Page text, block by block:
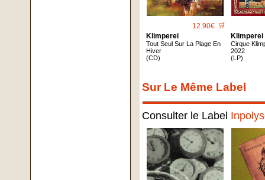
12.90€ 🛒
Klimperei
Tout Seul Sur La Plage En
Hiver
(CD)
Klimperei
Cirque
2022
(LP)
Sur Le Même Label
Consulter le Label